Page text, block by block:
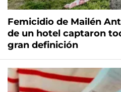
Femicidio de Mailén
de un hotel captaron
gran definición